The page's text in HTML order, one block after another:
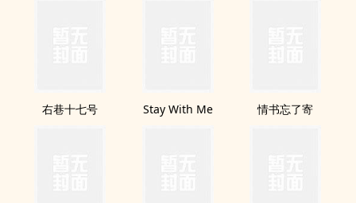
右巷十七号 Stay With Me 情书忘了寄